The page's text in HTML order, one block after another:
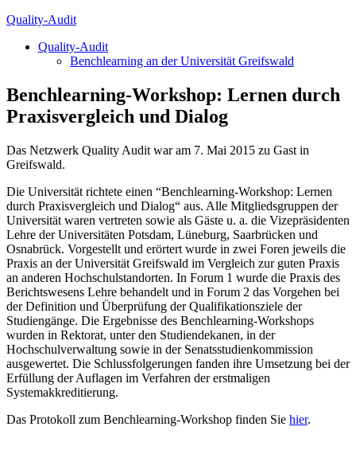
Quality-Audit
Quality-Audit
Benchlearning an der Universität Greifswald
Benchlearning-Workshop: Lernen durch
Praxisvergleich und Dialog
Das Netzwerk Quality Audit war am 7. Mai 2015 zu Gast in
Greifswald.
Die Universität richtete einen “Benchlearning-Workshop: Lernen
durch Praxisvergleich und Dialog“ aus. Alle Mitgliedsgruppen der
Universität waren vertreten sowie als Gäste u. a. die Vizepräsidenten
Lehre der Universitäten Potsdam, Lüneburg, Saarbrücken und
Osnabrück. Vorgestellt und erörtert wurde in zwei Foren jeweils die
Praxis an der Universität Greifswald im Vergleich zur guten Praxis
an anderen Hochschulstandorten. In Forum 1 wurde die Praxis des
Berichtswesens Lehre behandelt und in Forum 2 das Vorgehen bei
der Definition und Überprüfung der Qualifikationsziele der
Studiengänge. Die Ergebnisse des Benchlearning-Workshops
wurden in Rektorat, unter den Studiendekanen, in der
Hochschulverwaltung sowie in der Senatsstudienkommission
ausgewertet. Die Schlussfolgerungen fanden ihre Umsetzung bei der
Erfüllung der Auflagen im Verfahren der erstmaligen
Systemakkreditierung.
Das Protokoll zum Benchlearning-Workshop finden Sie hier.